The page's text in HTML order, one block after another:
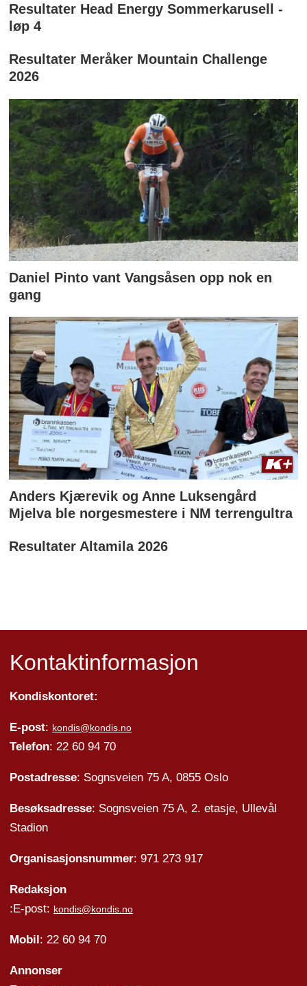
Resultater Head Energy Sommerkarusell -
løp 4
Resultater Meråker Mountain Challenge
2026
Daniel Pinto vant Vangsåsen opp nok en
gang
Anders Kjærevik og Anne Luksengård
Mjelva ble norgesmestere i NM terrengultra
Resultater Altamila 2026
Kontaktinformasjon
Kondiskontoret:
E-post: kondis@kondis.no
Telefon: 22 60 94 70
Postadresse: Sognsveien 75 A, 0855 Oslo
Besøksadresse: Sognsveien 75 A, 2. etasje, Ullevål
Stadion
Organisasjonsnummer: 971 273 917
Redaksjon
:E-post: kondis@kondis.no
Mobil: 22 60 94 70
Annonser